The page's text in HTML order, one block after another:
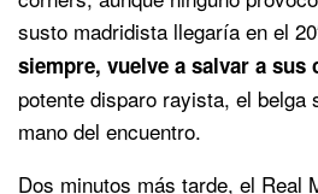
susto madridista llegaría en el
siempre, vuelve a salvar a sus
potente disparo rayista, el belga
mano del encuentro.
Dos minutos más tarde, el Real